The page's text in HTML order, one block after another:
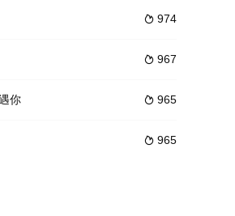
的乱世，他
”斗智斗勇，凭借着坚韧的信念和超群的智
妹。龙叶是地下党员，龙叶率领地下党在邵阳
 974
 967
 965
你
 965